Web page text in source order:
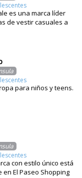
es una marca líder
de vestir casuales a
para niños y teens.
con estilo único está
en El Paseo Shopping